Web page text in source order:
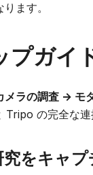
ます。
プガイ
メラの調査 → モ
の完全な連
をキャ